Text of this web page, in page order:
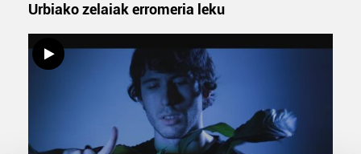
Urbiako zelaiak erromeria leku